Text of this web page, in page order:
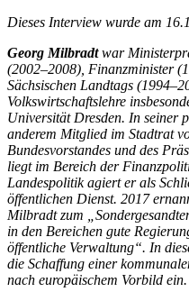
Dieses Interview wurde am
Georg Milbradtwar
(2002–2008), Finanzminister
Sächsischen Landtags
Volkswirtschaftslehre
Universität Dresden. In seiner
anderem Mitglied im Stadtrat
Bundesvorstandes und des
liegt im Bereich der
Landespolitik agiert er als
öffentlichen Dienst. 2017
Milbradt zum
in den Bereichen gute
öffentliche Verwaltung“. In
die Schaffung einer
nach europäischem Vorbild ein.